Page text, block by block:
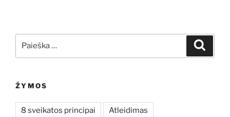
ŽYMOS
8 sveikatos principai Atleidimas